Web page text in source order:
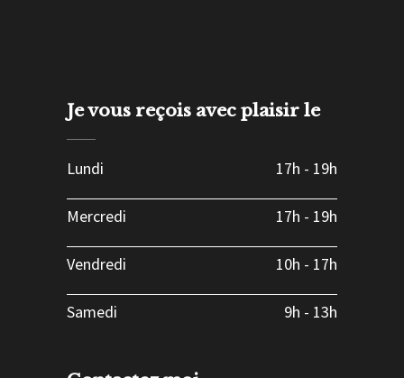
Je vous reçois avec plaisir le
Lundi 17h - 19h
Mercredi 17h - 19h
Vendredi 10h - 17h
Samedi 9h - 13h